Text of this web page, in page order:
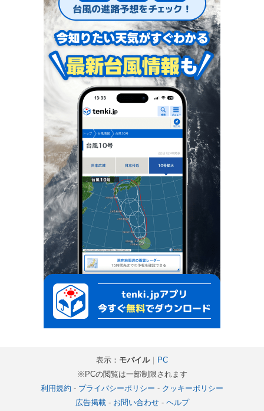
表示： モバイル｜
PC
※PCの閲覧は一部制限されます
利用規約 - プライバシーポリシー - クッキーポリシー
広告掲載- お問い合わせ- ヘルプ